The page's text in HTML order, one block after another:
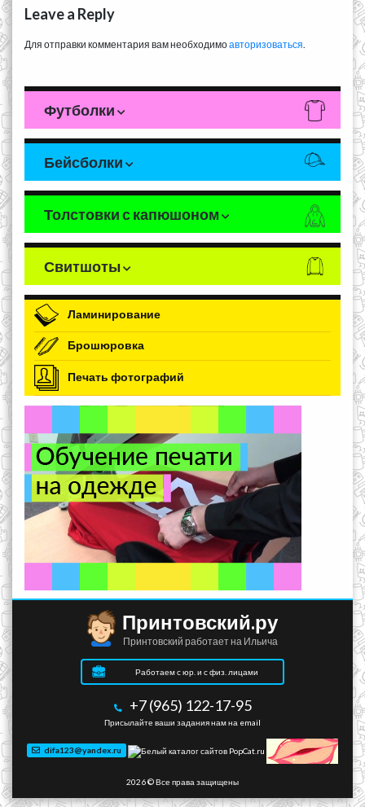
Leave a Reply
Для отправки комментария вам необходимоавторизоваться
Футболки
Бейсболки
Толстовки с капюшоном
Свитшоты
Ламинирование
Брошюровка
Печать фотографий
Принтовский.ру
Принтовский работает на Ильича
Работаем с юр. и с физ. лицами
+7 (965) 122-17-95
Присылайте ваши задания нам на email
difa123@yandex.ru
2026 © Все права защищены